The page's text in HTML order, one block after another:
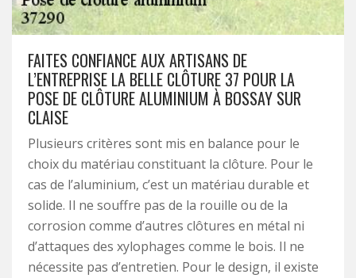
FAITES CONFIANCE AUX ARTISANS DE
L’ENTREPRISE LA BELLE CLÔTURE 37 POUR LA
POSE DE CLÔTURE ALUMINIUM À BOSSAY SUR
CLAISE
Plusieurs critères sont mis en balance pour le
choix du matériau constituant la clôture. Pour le
cas de l’aluminium, c’est un matériau durable et
solide. Il ne souffre pas de la rouille ou de la
corrosion comme d’autres clôtures en métal ni
d’attaques des xylophages comme le bois. Il ne
nécessite pas d’entretien. Pour le design, il existe